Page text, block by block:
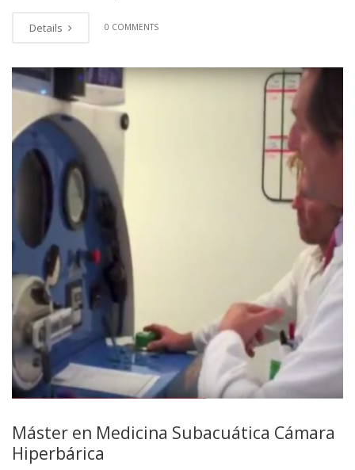
Details 0 COMMENTS
Máster en Medicina Subacuática Cámara
Hiperbárica